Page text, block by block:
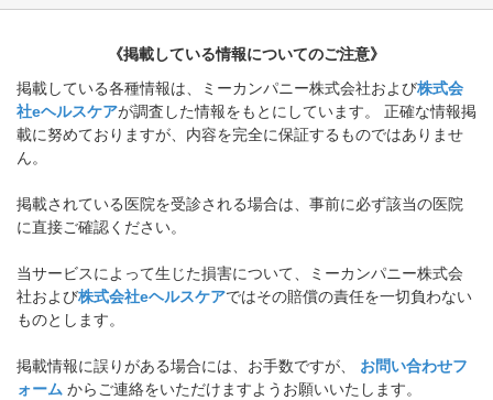
《掲載している情報についてのご注意》
掲載している各種情報は、ミーカンパニー株式会社および株式会
社eヘルスケアが調査した情報をもとにしています。 正確な情報掲
載に努めておりますが、内容を完全に保証するものではありませ
ん。
掲載されている医院を受診される場合は、事前に必ず該当の医院
に直接ご確認ください。
当サービスによって生じた損害について、ミーカンパニー株式会
社および株式会社eヘルスケアではその賠償の責任を一切負わない
ものとします。
掲載情報に誤りがある場合には、お手数ですが、
お問い合わせフ
ォーム からご連絡をいただけますようお願いいたします。